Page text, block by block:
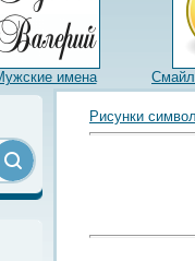
имена
Рисунки